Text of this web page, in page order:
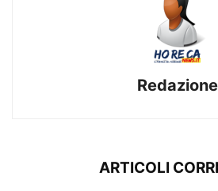
Redazione
ARTICOLI